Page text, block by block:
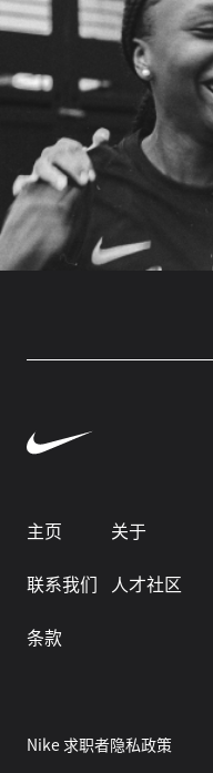
主页
关于
联系我们
人才社区
条款
Nike 求职者隐私政策